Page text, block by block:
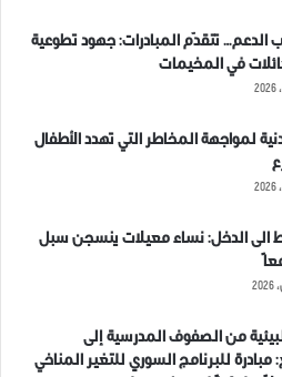
الدعم… تتقدّم المبادرات: جهود تطوعية
في المخيمات
لمواجهة المخاطر التي تهدد الأطفال
الى الدخل: نساء معيلات ينسجن سبل
من الصفوف المدرسية إلى
للبرنامج السوري للتغير المناخي